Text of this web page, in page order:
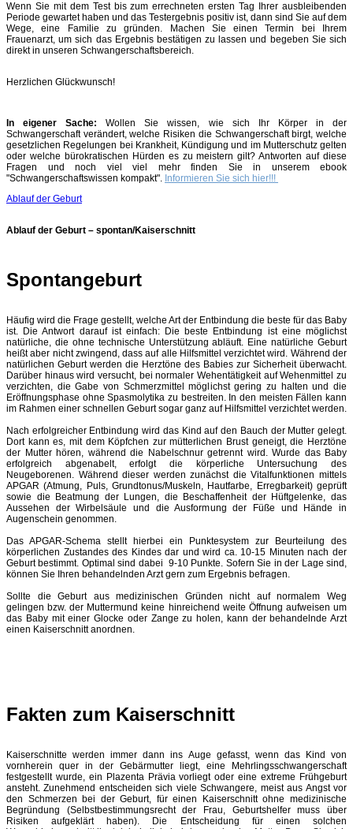
Wenn Sie mit dem Test bis zum errechneten ersten Tag Ihrer ausbleibenden
Periode gewartet haben und das Testergebnis positiv ist, dann sind Sie auf dem
Wege, eine Familie zu gründen. Machen Sie einen Termin bei Ihrem
Frauenarzt, um sich das Ergebnis bestätigen zu lassen und begeben Sie sich
direkt in unseren Schwangerschaftsbereich.
Herzlichen Glückwunsch!
In eigener Sache: Wollen Sie wissen, wie sich Ihr Körper in der
Schwangerschaft verändert, welche Risiken die Schwangerschaft birgt, welche
gesetzlichen Regelungen bei Krankheit, Kündigung und im Mutterschutz gelten
oder welche bürokratischen Hürden es zu meistern gilt? Antworten auf diese
Fragen und noch viel viel mehr finden Sie in unserem ebook
"Schwangerschaftswissen kompakt". Informieren Sie sich hier!!!
Ablauf der Geburt
Ablauf der Geburt – spontan/Kaiserschnitt
Spontangeburt
Häufig wird die Frage gestellt, welche Art der Entbindung die beste für das Baby
ist. Die Antwort darauf ist einfach: Die beste Entbindung ist eine möglichst
natürliche, die ohne technische Unterstützung abläuft. Eine natürliche Geburt
heißt aber nicht zwingend, dass auf alle Hilfsmittel verzichtet wird. Während der
natürlichen Geburt werden die Herztöne des Babies zur Sicherheit überwacht.
Darüber hinaus wird versucht, bei normaler Wehentätigkeit auf Wehenmittel zu
verzichten, die Gabe von Schmerzmittel möglichst gering zu halten und die
Eröffnungsphase ohne Spasmolytika zu bestreiten. In den meisten Fällen kann
im Rahmen einer schnellen Geburt sogar ganz auf Hilfsmittel verzichtet werden.
Nach erfolgreicher Entbindung wird das Kind auf den Bauch der Mutter gelegt.
Dort kann es, mit dem Köpfchen zur mütterlichen Brust geneigt, die Herztöne
der Mutter hören, während die Nabelschnur getrennt wird. Wurde das Baby
erfolgreich abgenabelt, erfolgt die körperliche Untersuchung des
Neugeborenen. Während dieser werden zunächst die Vitalfunktionen mittels
APGAR (Atmung, Puls, Grundtonus/Muskeln, Hautfarbe, Erregbarkeit) geprüft
sowie die Beatmung der Lungen, die Beschaffenheit der Hüftgelenke, das
Aussehen der Wirbelsäule und die Ausformung der Füße und Hände in
Augenschein genommen.
Das APGAR-Schema stellt hierbei ein Punktesystem zur Beurteilung des
körperlichen Zustandes des Kindes dar und wird ca. 10-15 Minuten nach der
Geburt bestimmt. Optimal sind dabei 9-10 Punkte. Sofern Sie in der Lage sind,
können Sie Ihren behandelnden Arzt gern zum Ergebnis befragen.
Sollte die Geburt aus medizinischen Gründen nicht auf normalem Weg
gelingen bzw. der Muttermund keine hinreichend weite Öffnung aufweisen um
das Baby mit einer Glocke oder Zange zu holen, kann der behandelnde Arzt
einen Kaiserschnitt anordnen.
Fakten zum Kaiserschnitt
Kaiserschnitte werden immer dann ins Auge gefasst, wenn das Kind von
vornherein quer in der Gebärmutter liegt, eine Mehrlingsschwangerschaft
festgestellt wurde, ein Plazenta Prävia vorliegt oder eine extreme Frühgeburt
ansteht. Zunehmend entscheiden sich viele Schwangere, meist aus Angst vor
den Schmerzen bei der Geburt, für einen Kaiserschnitt ohne medizinische
Begründung (Selbstbestimmungsrecht der Frau, Geburtshelfer muss über
Risiken aufgeklärt haben). Die Entscheidung für einen solchen